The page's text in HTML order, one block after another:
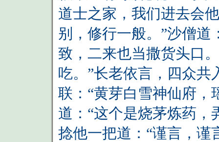
道士之家，我们进去会
别，修行一般。”沙僧道
致，二来也当撒货头口
吃。”长老依言，四众共
联：“黄芽白雪神仙府，
道：“这个是烧茅炼药，
捻他一把道：“谨言，谨